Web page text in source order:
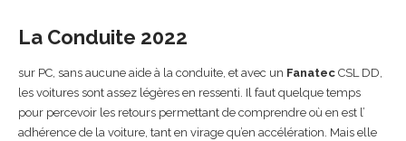
La Conduite 2022
sur PC, sans aucune aide à la conduite, et avec un Fanatec CSL DD,
les voitures sont assez légères en ressenti. Il faut quelque temps
pour percevoir les retours permettant de comprendre où en est l’
adhérence de la voiture, tant en virage qu’en accélération. Mais elle